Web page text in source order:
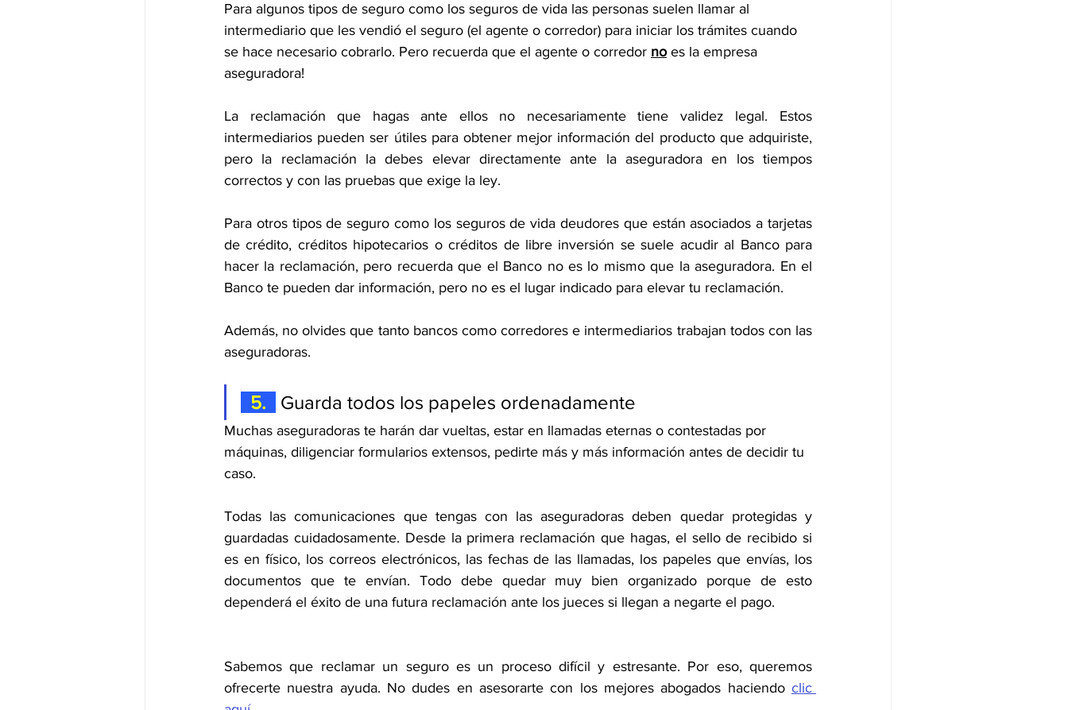
Para algunos tipos de seguro como los seguros de vida las personas suelen llamar al
intermediario que les vendió el seguro (el agente o corredor) para iniciar los trámites cuando
se hace necesario cobrarlo. Pero recuerda que el agente o corredor no es la empresa
aseguradora!
La reclamación que hagas ante ellos no necesariamente tiene validez legal. Estos
intermediarios pueden ser útiles para obtener mejor información del producto que adquiriste,
pero la reclamación la debes elevar directamente ante la aseguradora en los tiempos
correctos y con las pruebas que exige la ley.
Para otros tipos de seguro como los seguros de vida deudores que están asociados a tarjetas
de crédito, créditos hipotecarios o créditos de libre inversión se suele acudir al Banco para
hacer la reclamación, pero recuerda que el Banco no es lo mismo que la aseguradora. En el
Banco te pueden dar información, pero no es el lugar indicado para elevar tu reclamación.
Además, no olvides que tanto bancos como corredores e intermediarios trabajan todos con las
aseguradoras.
  5.
Guarda todos los papeles ordenadamente
Muchas aseguradoras te harán dar vueltas, estar en llamadas eternas o contestadas por
máquinas, diligenciar formularios extensos, pedirte más y más información antes de decidir tu
caso.
Todas las comunicaciones que tengas con las aseguradoras deben quedar protegidas y
guardadas cuidadosamente. Desde la primera reclamación que hagas, el sello de recibido si
es en físico, los correos electrónicos, las fechas de las llamadas, los papeles que envías, los
documentos que te envían. Todo debe quedar muy bien organizado porque de esto
dependerá el éxito de una futura reclamación ante los jueces si llegan a negarte el pago.
Sabemos que reclamar un seguro es un proceso difícil y estresante. Por eso, queremos
ofrecerte nuestra ayuda. No dudes en asesorarte con los mejores abogados haciendo clic